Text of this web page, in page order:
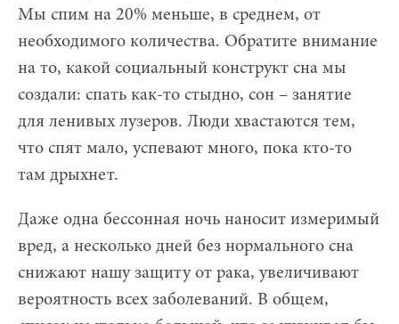
Мы спим на 20% меньше, в среднем, от
необходимого количества. Обратите внимание
на то, какой социальный конструкт сна мы
создали: спать как-то стыдно, сон – занятие
для ленивых лузеров. Люди хвастаются тем,
что спят мало, успевают много, пока кто-то
там дрыхнет.
Даже одна бессонная ночь наносит измеримый
вред, а несколько дней без нормального сна
снижают нашу защиту от рака, увеличивают
вероятность всех заболеваний. В общем,